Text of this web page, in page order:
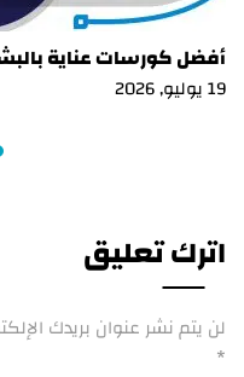
أفضل كورسات عناية
19 يوليو, 2026
اترك تعليق
لن يتم نشر عنوان بريدك
*